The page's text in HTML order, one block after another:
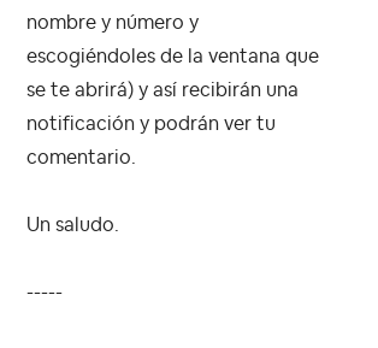
nombre y número y
escogiéndoles de la ventana que
se te abrirá) y así recibirán una
notificación y podrán ver tu
comentario.
Un saludo.
-----